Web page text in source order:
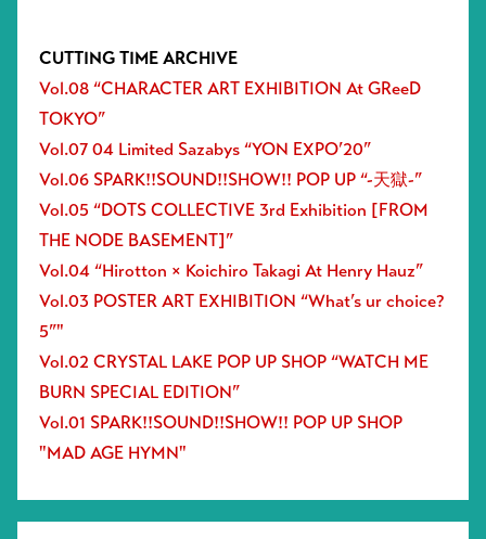
CUTTING TIME ARCHIVE
Vol.08 “CHARACTER ART EXHIBITION At GReeD
TOKYO”
Vol.07 04 Limited Sazabys “YON EXPO’20”
Vol.06 SPARK!!SOUND!!SHOW!! POP UP “-天獄-”
Vol.05 “DOTS COLLECTIVE 3rd Exhibition [FROM
THE NODE BASEMENT]”
Vol.04 “Hirotton × Koichiro Takagi At Henry Hauz”
Vol.03 POSTER ART EXHIBITION “What’s ur choice?
5”"
Vol.02 CRYSTAL LAKE POP UP SHOP “WATCH ME
BURN SPECIAL EDITION”
Vol.01 SPARK!!SOUND!!SHOW!! POP UP SHOP
"MAD AGE HYMN"